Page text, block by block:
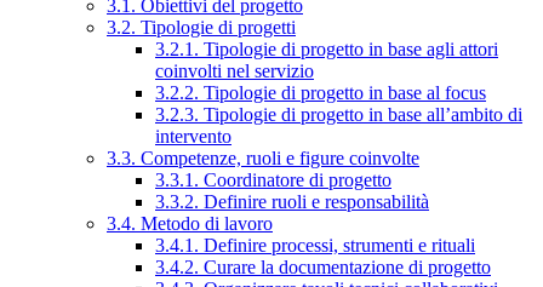
3.1. Obiettivi del progetto
3.2. Tipologie di progetti
3.2.1. Tipologie di progetto in base agli attori
coinvolti nel servizio
3.2.2. Tipologie di progetto in base al focus
3.2.3. Tipologie di progetto in base all’ambito di
intervento
3.3. Competenze, ruoli e figure coinvolte
3.3.1. Coordinatore di progetto
3.3.2. Definire ruoli e responsabilità
3.4. Metodo di lavoro
3.4.1. Definire processi, strumenti e rituali
3.4.2. Curare la documentazione di progetto